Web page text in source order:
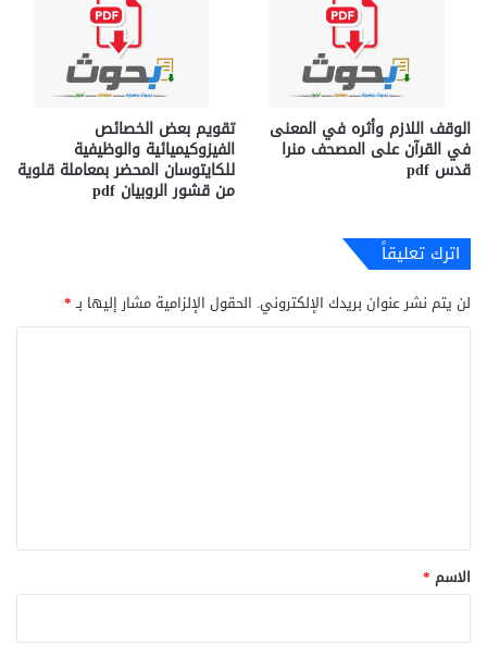
الوقف اللازم وأثره في المعنى
في القرآن على المصحف منرا
قدس pdf
تقويم بعض الخصائص
الفيزوكيميائية والوظيفية
للكايتوسان المحضر بمعاملة قلوية
من قشور الروبيان pdf
اترك تعليقاً
لن يتم نشر عنوان بريدك الإلكتروني. الحقول الإلزامية مشار إليها بـ*
*
الاسم *